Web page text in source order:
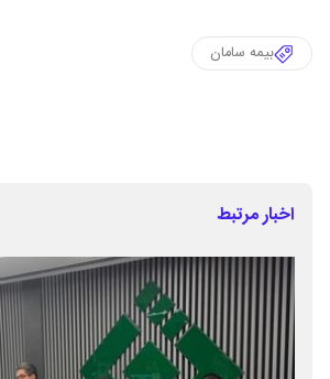
بیمه سامان
اخبار مرتبط